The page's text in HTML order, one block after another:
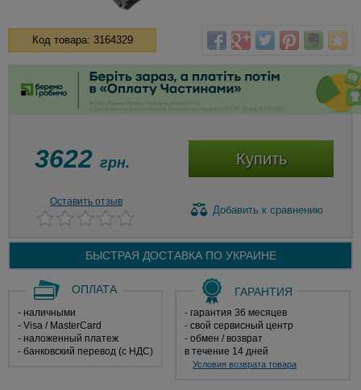
Код товара: 3164329
3622 грн. Купить
Оставить отзыв
Добавить к сравнению
БЫСТРАЯ ДОСТАВКА ПО УКРАИНЕ
ОПЛАТА
- наличными
- Visa / MasterCard
- наложенный платеж
- банковский перевод (с НДС)
ГАРАНТИЯ
- гарантия 36 месяцев
- свой сервисный центр
- обмен / возврат
в течение 14 дней
Условия возврата товара